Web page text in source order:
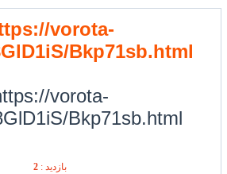
vorota-
Bkp71sb.html
vorota-
Bkp71sb.html
بازديد : 2